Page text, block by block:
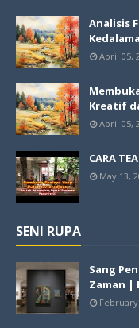
Analisis
April 05,
Kreatif
April 05,
CARA
May 13,
SENI RUPA
Sang
Zaman |
February